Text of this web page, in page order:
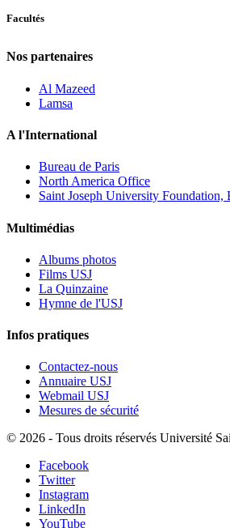
Facultés
Nos partenaires
Al Mazeed
Lamsa
A l'International
Bureau de Paris
North America Office
Saint Joseph University
Multimédias
Albums photos
Films USJ
La Quinzaine
Hymne de l'USJ
Infos pratiques
Contactez-nous
Annuaire USJ
Webmail USJ
Mesures de sécurité
© 2026 - Tous droits réservés Université
Facebook
Twitter
Instagram
LinkedIn
YouTube